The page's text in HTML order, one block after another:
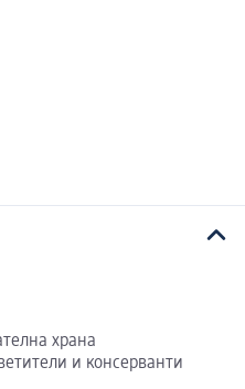
храна
и консерванти